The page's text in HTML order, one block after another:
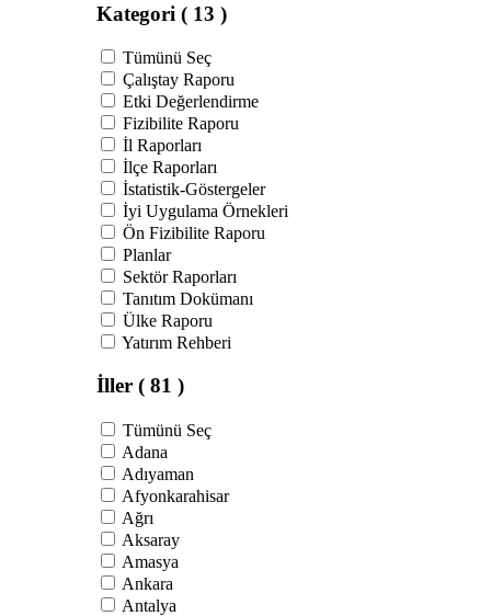
Kategori ( 13 )
Tümünü Seç
Çalıştay Raporu
Etki Değerlendirme
Fizibilite Raporu
İl Raporları
İlçe Raporları
İstatistik-Göstergeler
İyi Uygulama Örnekleri
Ön Fizibilite Raporu
Planlar
Sektör Raporları
Tanıtım Dokümanı
Ülke Raporu
Yatırım Rehberi
İller ( 81 )
Tümünü Seç
Adana
Adıyaman
Afyonkarahisar
Ağrı
Aksaray
Amasya
Ankara
Antalya